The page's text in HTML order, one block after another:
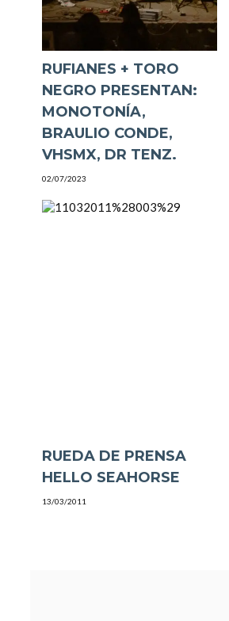
RUFIANES + TORO
NEGRO PRESENTAN:
MONOTONÍA,
BRAULIO CONDE,
VHSMX, DR TENZ.
02/07/2023
RUEDA DE PRENSA
HELLO SEAHORSE
13/03/2011